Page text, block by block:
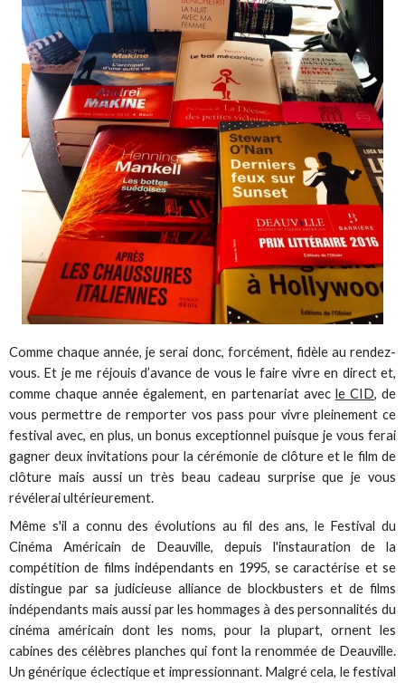
Comme chaque année, je serai donc, forcément, fidèle au rendez-
vous. Et je me réjouis d’avance de vous le faire vivre en direct et,
comme chaque année également, en partenariat avec le CID, de
vous permettre de remporter vos pass pour vivre pleinement ce
festival avec, en plus, un bonus exceptionnel puisque je vous ferai
gagner deux invitations pour la cérémonie de clôture et le film de
clôture mais aussi un très beau cadeau surprise que je vous
révélerai ultérieurement.
Même s'il a connu des évolutions au fil des ans, le Festival du
Cinéma Américain de Deauville, depuis l'instauration de la
compétition de films indépendants en 1995, se caractérise et se
distingue par sa judicieuse alliance de blockbusters et de films
indépendants mais aussi par les hommages à des personnalités du
cinéma américain dont les noms, pour la plupart, ornent les
cabines des célèbres planches qui font la renommée de Deauville.
Un générique éclectique et impressionnant. Malgré cela, le festival